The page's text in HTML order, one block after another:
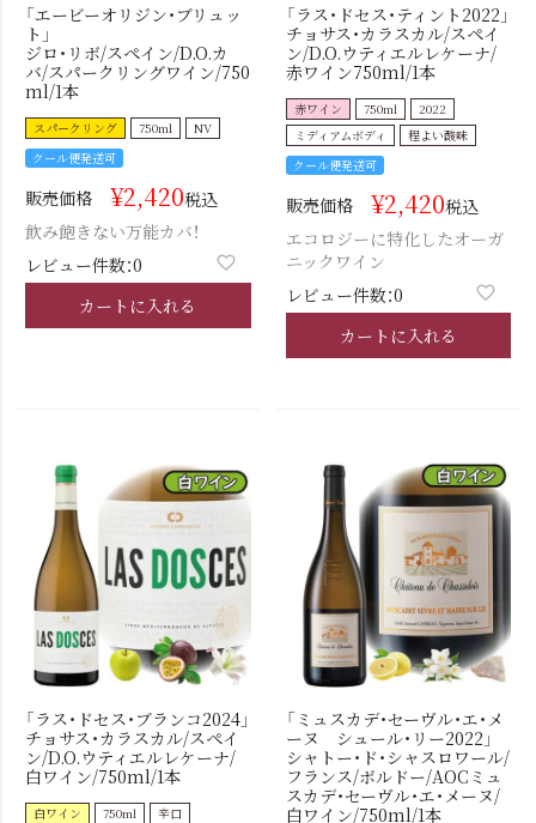
「エービーオリジン・ブリュッ
ト」
ジロ・リボ/スペイン/D.O.カ
バ/スパークリングワイン/750
ml/1本
スパークリング 750ml
NV
クール便発送可
販売価格 ¥2,420税込
飲み飽きない万能カバ！
レビュー件数：0
カートに入れる
「ラス・ドセス・ティント2022」
チョサス・カラスカル/スペイ
ン/D.O.ウティエルレケーナ/
赤ワイン750ml/1本
赤ワイン 750ml
2022
ミディアムボディ
程よい酸味
クール便発送可
販売価格 ¥2,420税込
エコロジーに特化したオーガ
ニックワイン
レビュー件数：0
カートに入れる
「ラス・ドセス・ブランコ2024」
チョサス・カラスカル/スペイ
ン/D.O.ウティエルレケーナ/
白ワイン/750ml/1本
白ワイン 750ml
辛口
「ミュスカデ・セーヴル・エ・メ
ーヌ シュール・リー2022」
シャトー・ド・シャスロワール/
フランス/ボルドー/AOCミュ
スカデ・セーヴル・エ・メーヌ/
白ワイン/750ml/1本